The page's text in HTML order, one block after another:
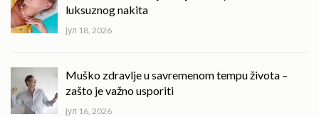
luksuznog nakita
јул 18, 2026
Muško zdravlje u savremenom tempu života –
zašto je važno usporiti
јул 16, 2026